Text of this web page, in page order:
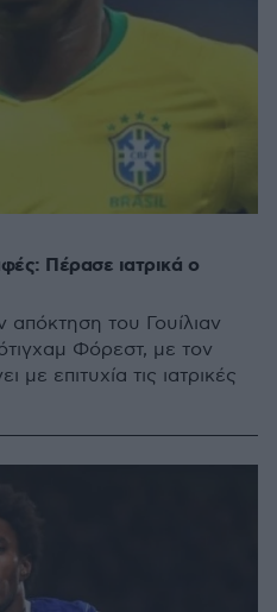
Πέρασε ιατρικά ο
του Γουίλιαν
Φόρεστ, με τον
με επιτυχία τις ιατρικές